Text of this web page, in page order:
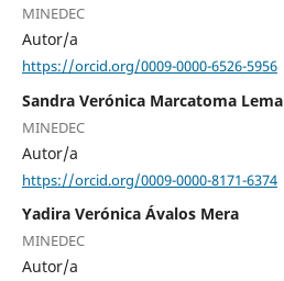
MINEDEC
Autor/a
https://orcid.org/0009-0000-6526-5956
Sandra Verónica Marcatoma Lema
MINEDEC
Autor/a
https://orcid.org/0009-0000-8171-6374
Yadira Verónica Ávalos Mera
MINEDEC
Autor/a